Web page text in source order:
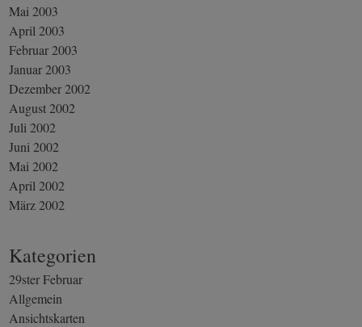
Mai 2003
April 2003
Februar 2003
Januar 2003
Dezember 2002
August 2002
Juli 2002
Juni 2002
Mai 2002
April 2002
März 2002
Kategorien
29ster Februar
Allgemein
Ansichtskarten